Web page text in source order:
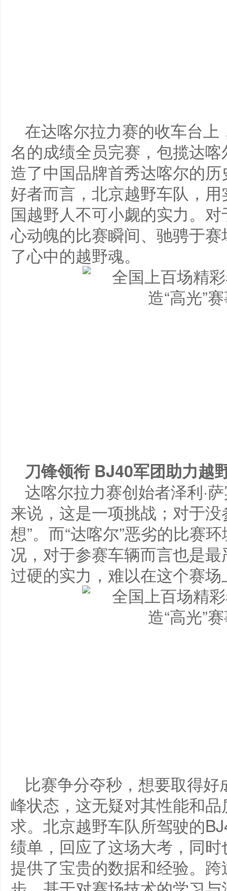
在达喀尔拉力赛的收车台
名的成绩全员完赛，包揽达
造了中国品牌首秀达喀尔的
好者而言，北京越野车队，
国越野人不可小觑的实力。
心动魄的比赛瞬间、驰骋于
了心中的越野魂。
刀锋领衔 BJ40军团助力越
达喀尔拉力赛创始者泽利·
来说，这是一项挑战；对于
想”。而“达喀尔”恶劣的比赛
况，对于参赛车辆而言也是
过硬的实力，难以在这个赛场
比赛争分夺秒，想要取得
峰状态，这无疑对其性能和
求。北京越野车队所驾驶的
绩单，回应了这场大考，同
提供了宝贵的数据和经验。